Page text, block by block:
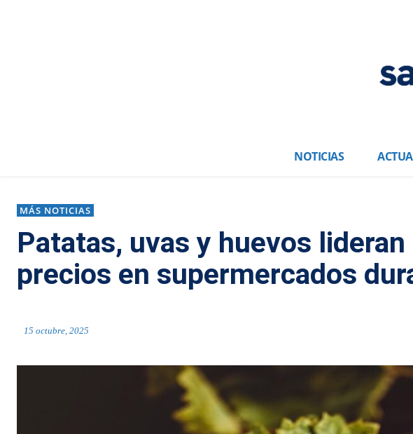
NOTICIAS
MÁS NOTICIAS
Patatas, uvas y huevos
precios en supermercados
15 octubre, 2025